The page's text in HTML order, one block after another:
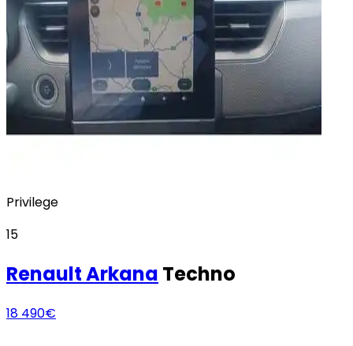
Privilege
15
RenaultArkana Techno
18 490€